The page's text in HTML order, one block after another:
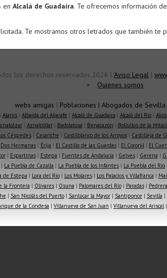
en Alcalá de Guadaíra. Te ofrecemos información
Te mostramos otros letrados que también te
los derechos reservados 2026 | Aviso Legal |
Quienes somos
webs amigas | Poblaciones | Abogados de Sevilla
| Alanis | Albaida del Aljarafe | Alcalá de Guadaíra | Alcalá del Río |
| Aznalcóllar| Badolatosa | Benacazón | Bollullos de la
Céspedes| Casariche | Castilblanco de los Arroyos| Castilleja de
Dos Hermanas| Écija | El Castillo de las Guardas| El Coronil| El
| Espartinas| Estepa | Fuentes de Andalucía | Gelves| Gerena |
| La Puebla de Cazalla | La Puebla de los Infantes | La Puebla del Río
de Estepa | Lora del Río| Los Molares| Los Palacios y Villafranca |
la Frontera | Olivares| Osuna | Palomares del Río| Paradas| Pedrera
| San Nicolás del Puerto| Sanlúcar la Mayor| Santiponce | Sevilla |
de la Condesa | Villanueva de San Juan | Villanueva del Ariscal|